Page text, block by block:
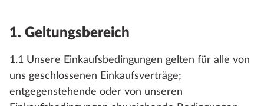
1. Geltungsbereich
1.1 Unsere Einkaufsbedingungen gelten für alle von
uns geschlossenen Einkaufsverträge;
entgegenstehende oder von unseren